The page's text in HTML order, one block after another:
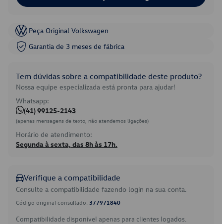
Peça Original Volkswagen
Garantia de 3 meses de fábrica
Tem dúvidas sobre a compatibilidade deste produto?
Nossa equipe especializada está pronta para ajudar!
Whatsapp:
(41) 99125-2143
(apenas mensagens de texto, não atendemos ligações)
Horário de atendimento:
Segunda à sexta, das 8h às 17h.
Verifique a compatibilidade
Consulte a compatibilidade fazendo login na sua conta.
Código original consultado: 377971840
Compatibilidade disponível apenas para clientes logados.